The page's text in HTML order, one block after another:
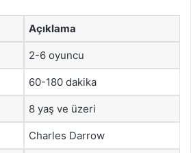
Açıklama
2-6 oyuncu
60-180 dakika
8 yaş ve üzeri
Charles Darrow